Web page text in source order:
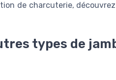
de charcuterie, découvrez
types de